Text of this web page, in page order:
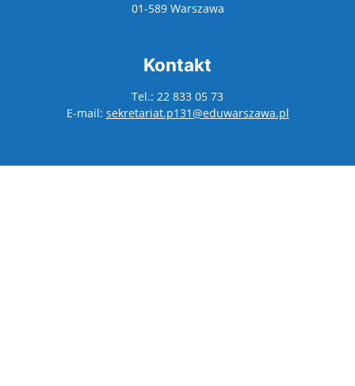
01-589 Warszawa
Kontakt
Tel.: 22 833 05 73
E-mail: sekretariat.p131@eduwarszawa.pl